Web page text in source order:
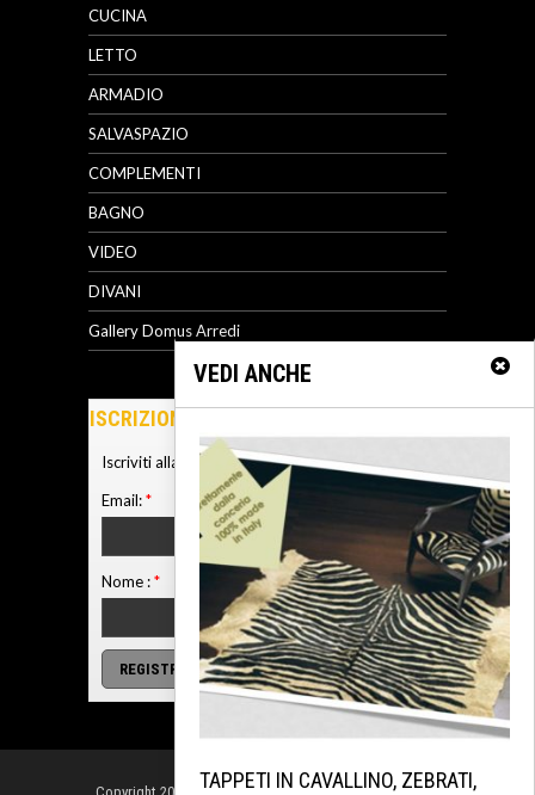
VEDI ANCHE
TAPPETI IN CAVALLINO, ZEBRATI,
CUCINA
LETTO
ARMADIO
SALVASPAZIO
COMPLEMENTI
BAGNO
VIDEO
DIVANI
Gallery Domus Arredi
ISCRIZIONE NEWSLETTER
Iscriviti alla nostra newsletter
Email:*
Nome :*